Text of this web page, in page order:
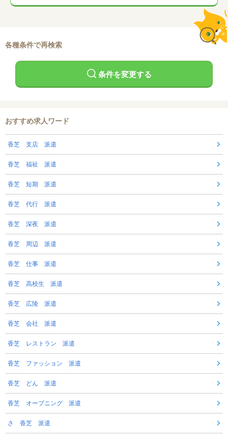
各種条件で再検索
条件を変更する
おすすめ求人ワード
香芝 支店 派遣
香芝 福祉 派遣
香芝 短期 派遣
香芝 代行 派遣
香芝 深夜 派遣
香芝 周辺 派遣
香芝 仕事 派遣
香芝 高校生 派遣
香芝 広陵 派遣
香芝 会社 派遣
香芝 レストラン 派遣
香芝 ファッション 派遣
香芝 どん 派遣
香芝 オープニング 派遣
さ 香芝 派遣